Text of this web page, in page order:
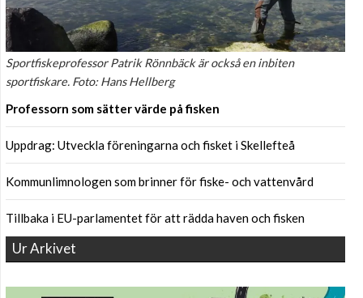
Sportfiskeprofessor Patrik Rönnbäck är också en inbiten
sportfiskare. Foto: Hans Hellberg
Professorn som sätter värde på fisken
Uppdrag: Utveckla föreningarna och fisket i Skellefteå
Kommunlimnologen som brinner för fiske- och vattenvård
Tillbaka i EU-parlamentet för att rädda haven och fisken
Ur Arkivet